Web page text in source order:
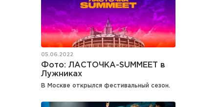
05.06.2022
Фото: ЛАСТОЧКА-SUMMEET в
Лужниках
В Москве открылся фестивальный сезон.